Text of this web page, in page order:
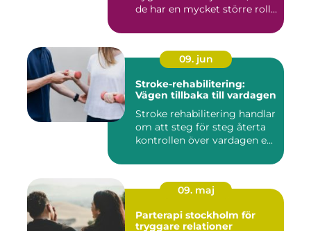
de har en mycket större roll
09. jun
Stroke-rehabilitering:
Vägen tillbaka till vardagen
Stroke rehabilitering handlar
om att steg för steg återta
kontrollen över vardagen e...
09. maj
Parterapi stockholm för
tryggare relationer